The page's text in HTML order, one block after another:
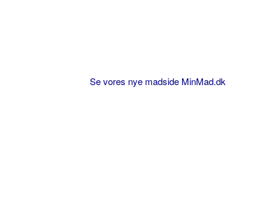
Se vores nye madside MinMad.dk